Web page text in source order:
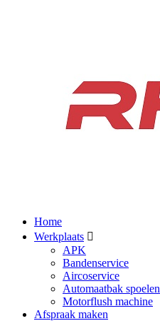
Home
Werkplaats
APK
Bandenservice
Aircoservice
Automaatbak spoelen
Motorflush machine
Afspraak maken